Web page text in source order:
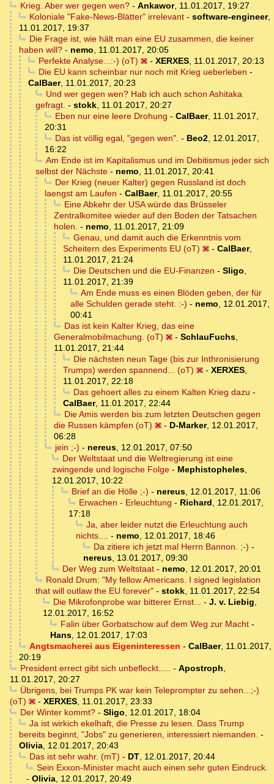
Krieg. Aber wer gegen wen?- Ankawor, 11.01.2017, 19:27
Koloniale "Fake-News-Blätter" irrelevant- software-engineer,
11.01.2017, 19:37
Die Frage ist, wie hält man eine EU zusammen, die keiner
haben will? - nemo, 11.01.2017, 20:05
Perfekte Analyse...:-) (oT)
- XERXES, 11.01.2017, 20:13
Die EU kann scheinbar nur noch mit Krieg ueberleben -
CalBaer, 11.01.2017, 20:23
Und wer gegen wen? Hab ich auch schon Ashitaka
gefragt. - stokk, 11.01.2017, 20:27
Eben nur eine leere Drohung - CalBaer, 11.01.2017,
20:31
Das ist völlig egal, "gegen wen". - Beo2, 12.01.2017,
16:22
Am Ende ist im Kapitalismus und im Debitismus jeder sich
selbst der Nächste - nemo, 11.01.2017, 20:41
Der Krieg (neuer Kalter) gegen Russland ist doch
laengst am Laufen - CalBaer, 11.01.2017, 20:55
Eine Abkehr der USA würde das Brüsseler
Zentralkomitee wieder auf den Boden der Tatsachen
holen. - nemo, 11.01.2017, 21:09
Genau, und damit auch die Erkenntnis vom
Scheitern des Experiments EU (oT)
- CalBaer,
11.01.2017, 21:24
Die Deutschen und die EU-Finanzen - Sligo,
11.01.2017, 21:39
Am Ende muss es einen Blöden geben, der für
alle Schulden gerade steht. :-) - nemo, 12.01.2017,
00:41
Das ist kein Kalter Krieg, das eine
Generalmobilmachung. (oT)
- SchlauFuchs,
11.01.2017, 21:44
Die nächsten neun Tage (bis zur Inthronisierung
Trumps) werden spannend... (oT)
- XERXES,
11.01.2017, 22:18
Das gehoert alles zu einem Kalten Krieg dazu -
CalBaer, 11.01.2017, 22:44
Die Amis werden bis zum letzten Deutschen gegen
die Russen kämpfen (oT)
- D-Marker, 12.01.2017,
06:28
jein ;-) - nereus, 12.01.2017, 07:50
Der Weltstaat und die Weltregierung ist eine
zwingende und logische Folge - Mephistopheles,
12.01.2017, 10:22
Brief an die Hölle ;-) - nereus, 12.01.2017, 11:06
Erwachen - Erleuchtung - Richard, 12.01.2017,
17:18
Ja, aber leider nutzt die Erleuchtung auch
nichts.... - nemo, 12.01.2017, 18:46
Da zitiere ich jetzt mal Herrn Bannon. ;-) -
nereus, 13.01.2017, 09:30
Der Weg zum Weltstaat- nemo, 12.01.2017, 20:01
Ronald Drum: "My fellow Americans. I signed legislation
that will outlaw the EU forever" - stokk, 11.01.2017, 22:54
Die Mikrofonprobe war bitterer Ernst... - J. v. Liebig,
12.01.2017, 16:52
Falin über Gorbatschow auf dem Weg zur Macht-
Hans, 12.01.2017, 17:03
Angtsmacherei aus Eigeninteressen - CalBaer, 11.01.2017,
20:19
President errect gibt sich unbefleckt..... - Apostroph,
11.01.2017, 20:27
Übrigens, bei Trumps PK war kein Teleprompter zu sehen...;-)
(oT)
- XERXES, 11.01.2017, 23:33
Der Winter kommt?- Sligo, 12.01.2017, 18:04
Ja ist wirkich ekelhaft, die Presse zu lesen. Dass Trump
bereits beginnt, "Jobs" zu generieren, interessiert niemanden. -
Olivia, 12.01.2017, 20:43
Das ist sehr wahr. (mT) - DT, 12.01.2017, 20:44
Sein Exxon-Minister macht auch einen sehr guten Eindruck.
- Olivia, 12.01.2017, 20:49